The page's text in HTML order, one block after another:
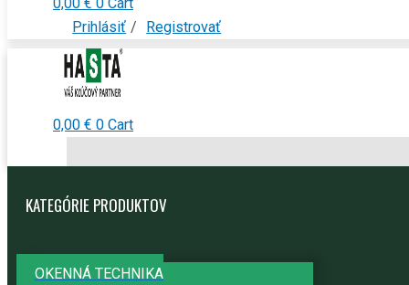
Prihlásiť / Registrovať
0,00 € 0 Cart
KATEGÓRIE PRODUKTOV
OKENNÁ TECHNIKA